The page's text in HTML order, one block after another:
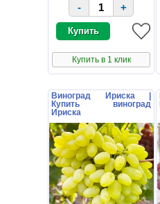
- +
Купить в 1 клик
Виноград Ириска |
Купить виноград
Ириска